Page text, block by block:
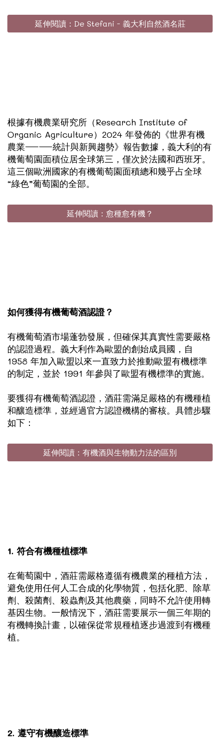
延伸閱讀：De Stefani - 義大利自然酒名莊
根據有機農業研究所（Research Institute of
Organic Agriculture）2024 年發佈的《世界有機
農業——統計與新興趨勢》報告數據，義大利的有
機葡萄園面積位居全球第三，僅次於法國和西班牙。
這三個歐洲國家的有機葡萄園面積總和幾乎占全球
“綠色”葡萄園的全部。
延伸閱讀：愈種愈有機？
如何獲得有機葡萄酒認證？
有機葡萄酒市場蓬勃發展，但確保其真實性需要嚴格
的認證過程。義大利作為歐盟的創始成員國，自
1958 年加入歐盟以來一直致力於推動歐盟有機標準
的制定，並於 1991 年參與了歐盟有機標準的實施。
要獲得有機葡萄酒認證，酒莊需滿足嚴格的有機種植
和釀造標準，並經過官方認證機構的審核。具體步驟
如下：
延伸閱讀：有機酒與生物動力法的區別
1. 符合有機種植標準
在葡萄園中，酒莊需嚴格遵循有機農業的種植方法，
避免使用任何人工合成的化學物質，包括化肥、除草
劑、殺菌劑、殺蟲劑及其他農藥，同時不允許使用轉
基因生物。一般情況下，酒莊需要展示一個三年期的
有機轉換計畫，以確保從常規種植逐步過渡到有機種
植。
2. 遵守有機釀造標準